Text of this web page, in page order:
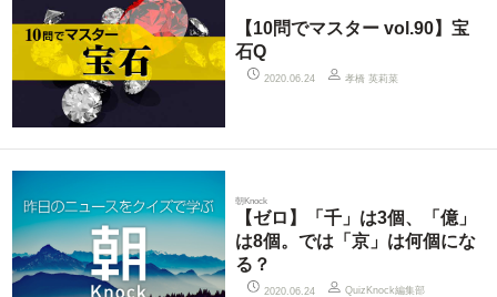
【10問でマスター vol.90】宝
石Q
2020.06.24 孝橋 英莉菜
朝Knock
【ゼロ】「千」は3個、「億」
は8個。では「京」は何個にな
る？
2020.06.24 QuizKnock編集部